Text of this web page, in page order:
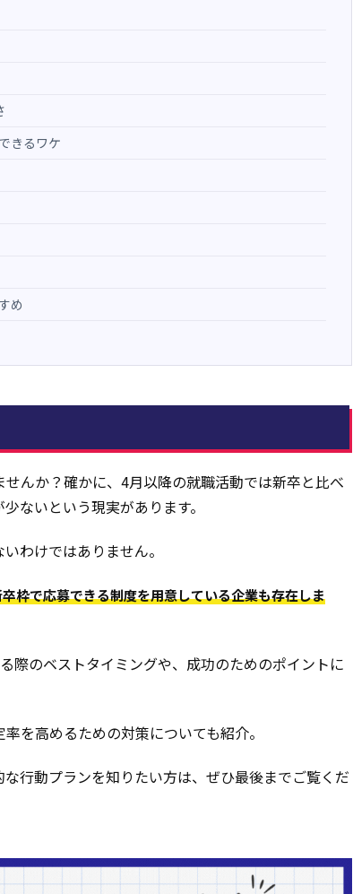
きるワケ
め
せんか？確かに、4月以降の就職活動では新卒と比べ
ないという現実があります。
わけではありません。
枠で応募できる制度を用意している企業も存在しま
際のベストタイミングや、成功のためのポイントに
を高めるための対策についても紹介。
行動プランを知りたい方は、ぜひ最後までご覧くだ